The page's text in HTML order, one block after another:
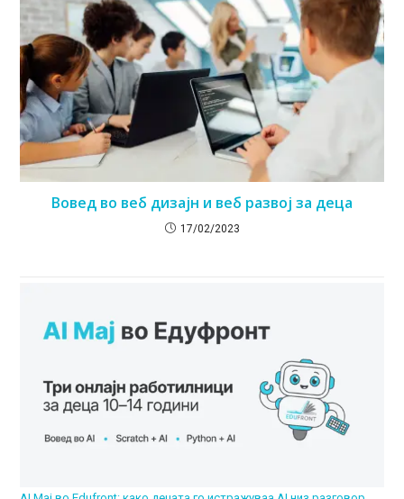
Вовед во веб дизајн и веб развој за деца
17/02/2023